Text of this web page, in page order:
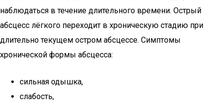
наблюдаться в течение длительного времени. Острый
абсцесс лёгкого переходит в хроническую стадию при
длительно текущем остром абсцессе. Симптомы
хронической формы абсцесса:
сильная одышка,
слабость,